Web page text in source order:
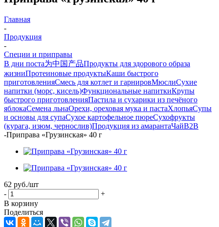
Главная
-
Продукция
-
Специи и приправы
В дни поста为中国产品Продукты для здорового образа
жизниПротеиновые продуктыКаши быстрого
приготовленияСмесь для котлет и гарнировМюслиСухие
напитки (морс, кисель)Функциональные напиткиКрупы
быстрого приготовленияПастила и сухарики из печёного
яблокаСемена льнаОрехи, ореховая мука и пастаХлопьяСупы
и основы для супаСухое картофельное пюреСухофрукты
(курага, изюм, чернослив)Продукция из амарантаЧайB2B
-Приправа «Грузинская» 40 г
62 руб./шт
-
+
В корзину
Поделиться